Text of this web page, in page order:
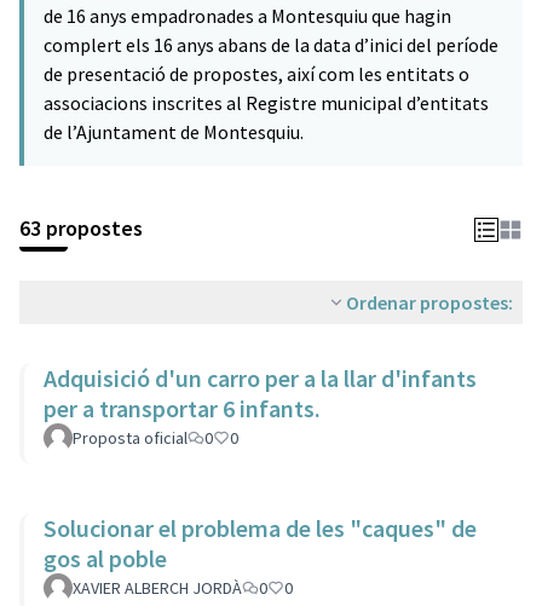
de 16 anys empadronades a Montesquiu que hagin
complert els 16 anys abans de la data d’inici del període
de presentació de propostes, així com les entitats o
associacions inscrites al Registre municipal d’entitats
de l’Ajuntament de Montesquiu.
63 propostes
Ordenar propostes:
Adquisició d'un carro per a la llar d'infants
per a transportar 6 infants.
Proposta oficial 0 0
Solucionar el problema de les "caques" de
gos al poble
XAVIER ALBERCH JORDÀ 0 0